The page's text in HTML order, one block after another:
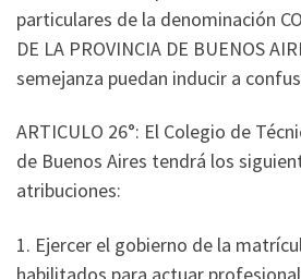
particulares de la denominación
DE LA PROVINCIA DE BUENOS
semejanza puedan inducir a
ARTICULO 26°: El Colegio de
de Buenos Aires tendrá los
atribuciones:
1. Ejercer el gobierno de la
habilitados para actuar